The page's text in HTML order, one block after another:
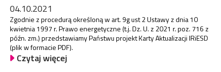
04.10.2021
Zgodnie z procedurą określoną w art. 9g ust 2 Ustawy z dnia 10
kwietnia 1997 r. Prawo energetyczne (t.j. Dz. U. z 2021 r. poz. 716 z
późn. zm.) przedstawiamy Państwu projekt Karty Aktualizacji IRiESD
(plik w formacie PDF).
Czytaj więcej